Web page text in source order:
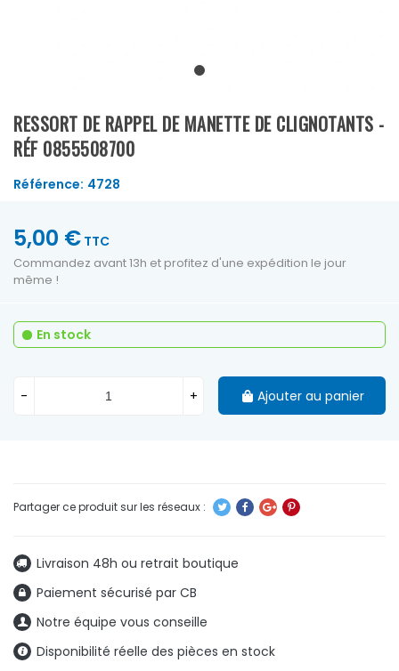
RESSORT DE RAPPEL DE MANETTE DE CLIGNOTANTS -
RÉF 0855508700
Référence: 4728
Livraison 48h ou retrait boutique
Paiement sécurisé par CB
Notre équipe vous conseille
Disponibilité réelle des pièces en stock
5,00 € TTC
Commandez avant 13h et profitez d'une expédition le jour
même !
En stock
- + Ajouter au panier